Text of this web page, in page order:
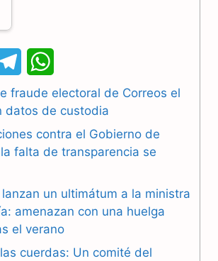
e
l
e
r
a
m
h
a
t
A
p
p
fraude electoral de Correos el
datos de custodia
contra el Gobierno de
falta de transparencia se
un ultimátum a la ministra
amenazan con una huelga
el verano
cuerdas: Un comité del